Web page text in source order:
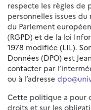
respecte les règles de
personnelles issues
du Parlement
(RGPD) et de la loi
1978 modifiée (LIL).
Données (DPO) est
contacter par
ou à l’adresse
Cette politique a pour
droits et sur les